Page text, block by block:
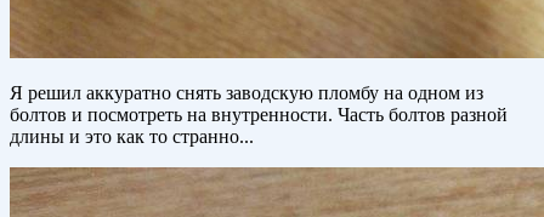
Я решил аккуратно снять заводскую пломбу на одном из
болтов и посмотреть на внутренности. Часть болтов разной
длины и это как то странно...